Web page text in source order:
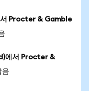
Procter & Gamble
에서 Procter &
음